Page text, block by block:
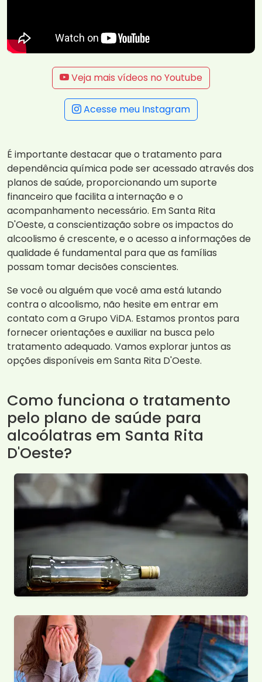
Veja mais vídeos no Youtube
Acesse meu Instagram
É importante destacar que o tratamento para
dependência química pode ser acessado através dos
planos de saúde, proporcionando um suporte
financeiro que facilita a internação e o
acompanhamento necessário. Em Santa Rita
D'Oeste, a conscientização sobre os impactos do
alcoolismo é crescente, e o acesso a informações de
qualidade é fundamental para que as famílias
possam tomar decisões conscientes.
Se você ou alguém que você ama está lutando
contra o alcoolismo, não hesite em entrar em
contato com a Grupo ViDA. Estamos prontos para
fornecer orientações e auxiliar na busca pelo
tratamento adequado. Vamos explorar juntos as
opções disponíveis em Santa Rita D'Oeste.
Como funciona o tratamento
pelo plano de saúde para
alcoólatras em Santa Rita
D'Oeste?